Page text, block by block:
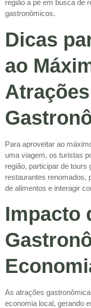
região a pé em busca de
gastronômicos.
Dicas
ao
Atrações
Para aproveitar ao
uma viagem, os turistas
região, participar de
restaurantes renomados,
de alimentos e interagir
Impacto
As atrações
economia local, gerando